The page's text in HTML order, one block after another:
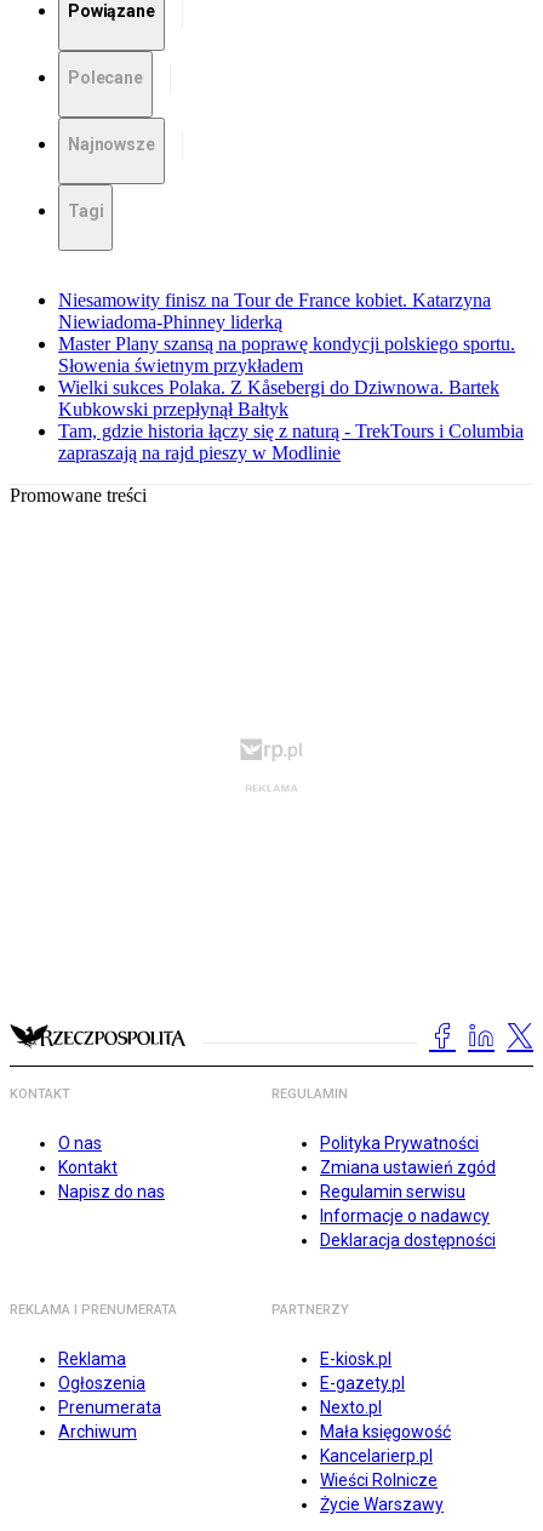
Powiązane
Polecane
Najnowsze
Tagi
Niesamowity finisz na Tour de France kobiet. Katarzyna
Niewiadoma-Phinney liderką
Master Plany szansą na poprawę kondycji polskiego sportu.
Słowenia świetnym przykładem
Wielki sukces Polaka. Z Kåsebergi do Dziwnowa. Bartek
Kubkowski przepłynął Bałtyk
Tam, gdzie historia łączy się z naturą - TrekTours i Columbia
zapraszają na rajd pieszy w Modlinie
Promowane treści
KONTAKT
O nas
Kontakt
Napisz do nas
REGULAMIN
Polityka Prywatności
Zmiana ustawień zgód
Regulamin serwisu
Informacje o nadawcy
Deklaracja dostępności
REKLAMA I PRENUMERATA
Reklama
Ogłoszenia
Prenumerata
Archiwum
PARTNERZY
E-kiosk.pl
E-gazety.pl
Nexto.pl
Mała księgowość
Kancelarierp.pl
Wieści Rolnicze
Życie Warszawy